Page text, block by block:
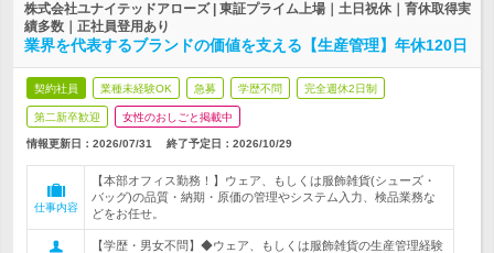
株式会社ユナイテッドアローズ | 東証プライム上場｜土日祝休｜育休取得実
績多数｜正社員登用あり
業界を代表するブランドの価値を支える【生産管理】年休120日
契約社員 業種未経験OK 急募 学歴不問 完全週休2日制
第二新卒歓迎 女性のおしごと掲載中
情報更新日：2026/07/31 終了予定日： 2026/10/29
仕事内容
【本部オフィス勤務！】ウェア、もしくは服飾雑貨(シューズ・
バッグ)の品質・納期・原価の管理やシステム入力、検品業務な
どをお任せ。
【学歴・男女不問】◆ウェア、もしくは服飾雑貨の生産管理経験